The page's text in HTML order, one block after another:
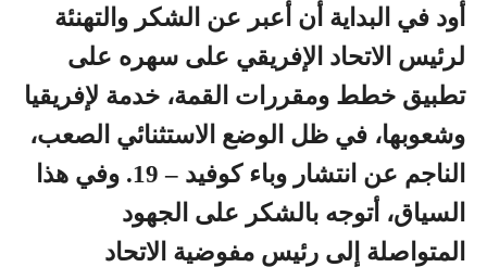
أود في البداية أن أعبر عن الشكر والتهنئة
لرئيس الاتحاد الإفريقي على سهره على
تطبيق خطط ومقررات القمة، خدمة لإفريقيا
وشعوبها، في ظل الوضع الاستثنائي الصعب،
الناجم عن انتشار وباء كوفيد – 19. وفي هذا
السياق، أتوجه بالشكر على الجهود
المتواصلة إلى رئيس مفوضية الاتحاد